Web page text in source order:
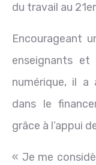
du travail au
Encourageant
enseignants
numérique, il a
dans le
grâce à l’appui
« Je me